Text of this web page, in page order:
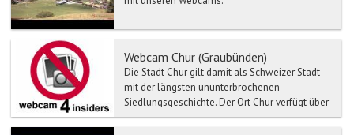
Webcam Chur (Graubünden)
Die Stadt Chur gilt damit als Schweizer Stadt
mit der längsten ununterbrochenen
Siedlungsgeschichte. Der Ort Chur verfügt über
eine bemerkenswerte ...